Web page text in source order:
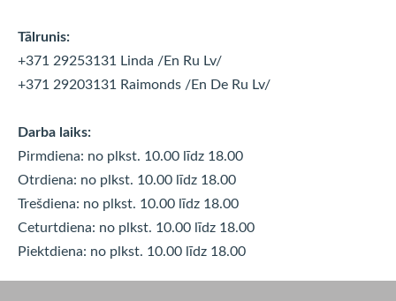
Tālrunis:
+371 29253131 Linda /En Ru Lv/
+371 29203131 Raimonds /En De Ru Lv/
Darba laiks:
Pirmdiena: no plkst. 10.00 līdz 18.00
Otrdiena: no plkst. 10.00 līdz 18.00
Trešdiena: no plkst. 10.00 līdz 18.00
Ceturtdiena: no plkst. 10.00 līdz 18.00
Piektdiena: no plkst. 10.00 līdz 18.00